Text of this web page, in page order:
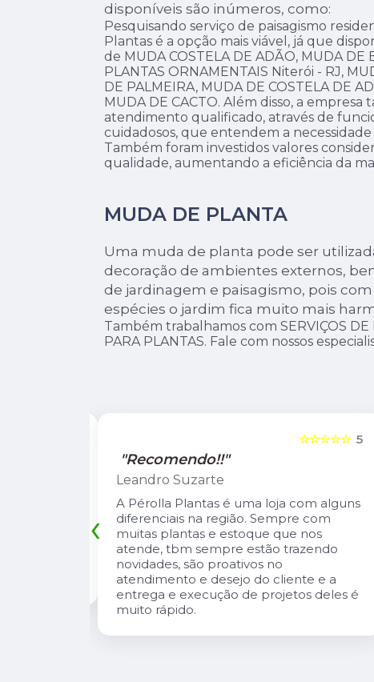
disponíveis são inúmeros, como:
Pesquisando serviço de paisagismo
Plantas é a opção mais viável, já que
de MUDA COSTELA DE ADÃO, MUDA DE
PLANTAS ORNAMENTAIS Niterói - RJ,
DE PALMEIRA, MUDA DE COSTELA DE
MUDA DE CACTO. Além disso, a
atendimento qualificado, através de
cuidadosos, que entendem a
Também foram investidos valores
qualidade, aumentando a eficiência da
MUDA DE PLANTA
Uma muda de planta pode ser
decoração de ambientes externos,
de jardinagem e paisagismo, pois
espécies o jardim fica muito mais
Também trabalhamos com SERVIÇOS DE
PARA PLANTAS. Fale com nossos
5
☆☆☆☆☆
"Recomendo!!"
Leandro Suzarte
A Pérolla Plantas é uma loja com alguns
diferenciais na região. Sempre com
muitas plantas e estoque que nos
atende, tbm sempre estão trazendo
novidades, são proativos no
atendimento e desejo do cliente e a
entrega e execução de projetos deles é
muito rápido.
‹